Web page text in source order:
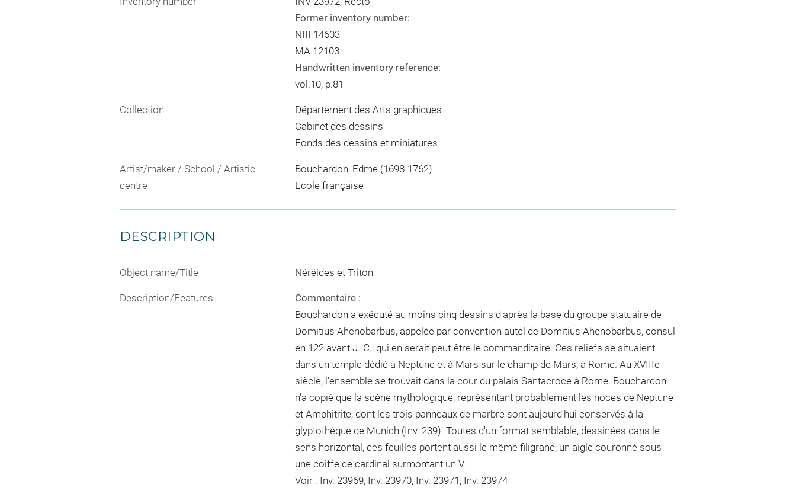
Former inventory number:
NIII 14603
MA 12103
Handwritten inventory reference:
vol.10, p.81
Collection
Département des Arts graphiques
Cabinet des dessins
Fonds des dessins et miniatures
Artist/maker / School / Artistic
centre
Bouchardon, Edme(1698-1762)
Ecole française
DESCRIPTION
Object name/Title Néréides et Triton
Description/Features
Commentaire :
Bouchardon a exécuté au moins cinq dessins d'après la base du groupe statuaire de
Domitius Ahenobarbus, appelée par convention autel de Domitius Ahenobarbus, consul
en 122 avant J.-C., qui en serait peut-être le commanditaire. Ces reliefs se situaient
dans un temple dédié à Neptune et à Mars sur le champ de Mars, à Rome. Au XVIIIe
siècle, l'ensemble se trouvait dans la cour du palais Santacroce à Rome. Bouchardon
n'a copié que la scène mythologique, représentant probablement les noces de Neptune
et Amphitrite, dont les trois panneaux de marbre sont aujourd'hui conservés à la
glyptothèque de Munich (Inv. 239). Toutes d'un format semblable, dessinées dans le
sens horizontal, ces feuilles portent aussi le même filigrane, un aigle couronné sous
une coiffe de cardinal surmontant un V.
Voir : Inv. 23969, Inv. 23970, Inv. 23971, Inv. 23974